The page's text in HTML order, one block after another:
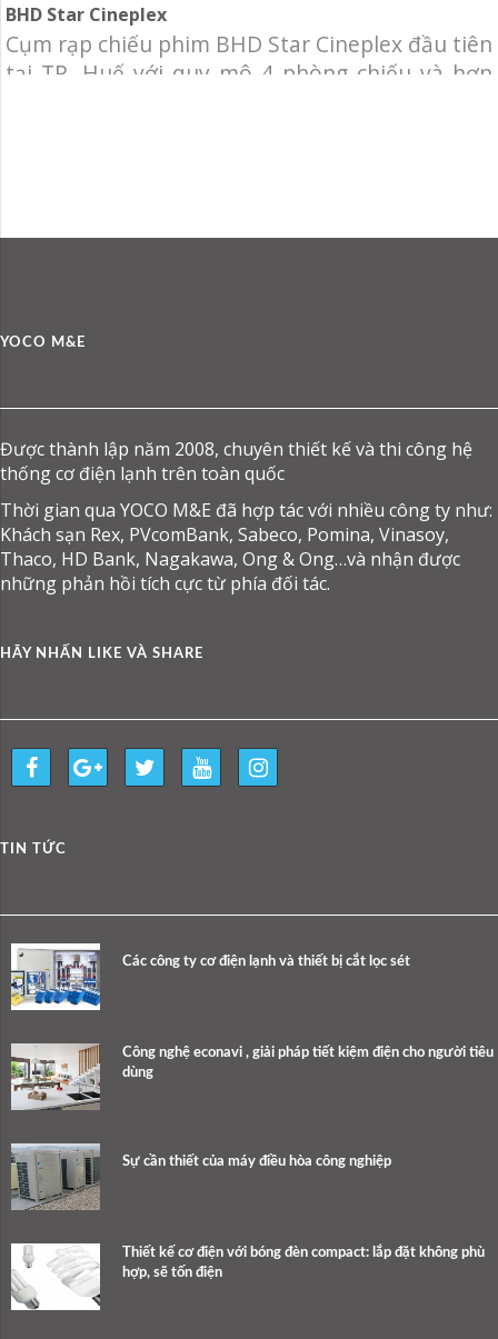
BHD Star Cineplex
Cụm rạp chiếu phim BHD Star Cineplex đầu tiên
tại TP. Huế với quy mô 4 phòng chiếu và hơn
YOCO M&E
Được thành lập năm 2008, chuyên thiết kế và thi công hệ
thống cơ điện lạnh trên toàn quốc
Thời gian qua YOCO M&E đã hợp tác với nhiều công ty như:
Khách sạn Rex, PVcomBank, Sabeco, Pomina, Vinasoy,
Thaco, HD Bank, Nagakawa, Ong & Ong…và nhận được
những phản hồi tích cực từ phía đối tác.
HÃY NHẤN LIKE VÀ SHARE
TIN TỨC
Các công ty cơ điện lạnh và thiết bị cắt lọc sét
Công nghệ econavi , giải pháp tiết kiệm điện cho người tiêu
dùng
Sự cần thiết của máy điều hòa công nghiệp
Thiết kế cơ điện với bóng đèn compact: lắp đặt không phù
hợp, sẽ tốn điện